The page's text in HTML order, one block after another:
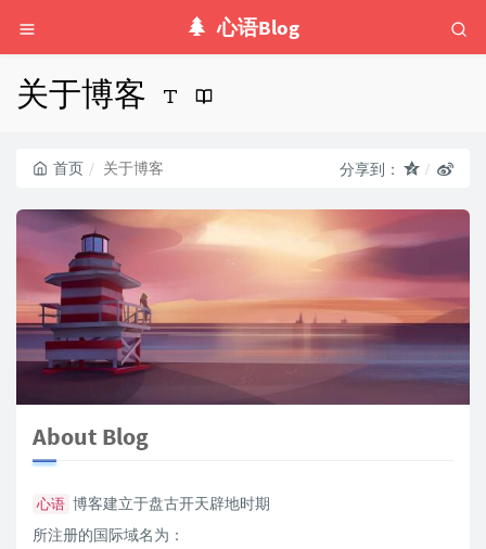
心语Blog
关于博客
首页 关于博客 分享到：
About Blog
心语 博客建立于盘古开天辟地时期
所注册的国际域名为：